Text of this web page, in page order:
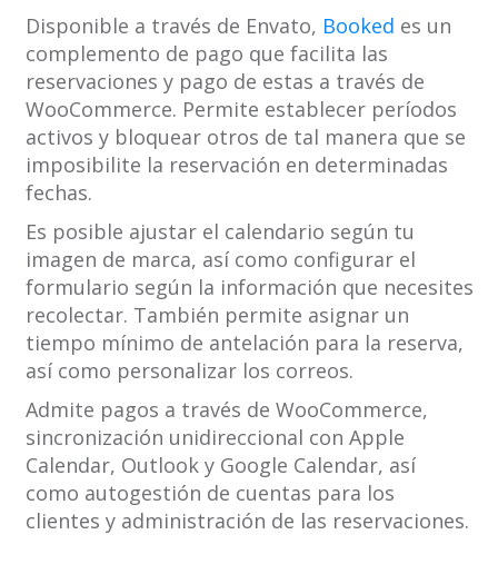
Disponible a través de Envato, Booked es un
complemento de pago que facilita las
reservaciones y pago de estas a través de
WooCommerce. Permite establecer períodos
activos y bloquear otros de tal manera que se
imposibilite la reservación en determinadas
fechas.
Es posible ajustar el calendario según tu
imagen de marca, así como configurar el
formulario según la información que necesites
recolectar. También permite asignar un
tiempo mínimo de antelación para la reserva,
así como personalizar los correos.
Admite pagos a través de WooCommerce,
sincronización unidireccional con Apple
Calendar, Outlook y Google Calendar, así
como autogestión de cuentas para los
clientes y administración de las reservaciones.